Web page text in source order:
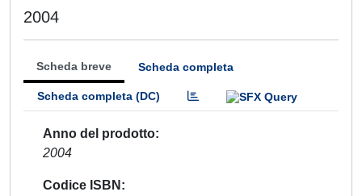
2004
Scheda breve Scheda completa
Scheda completa (DC)
Anno del prodotto
2004
Codice ISBN